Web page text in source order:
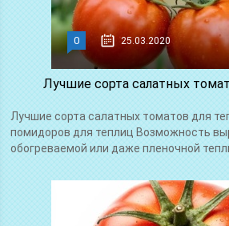
0 25.03.2020
Лучшие сорта салатных
Лучшие сорта салатных томатов для
помидоров для теплиц Возможность
обогреваемой или даже пленочной